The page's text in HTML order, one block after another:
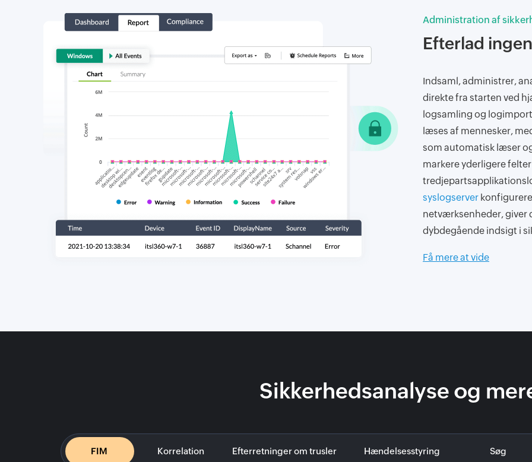
Administration af
Efterlad
Indsaml, administrer,
direkte fra starten ved
logsamling og
læses af mennesker,
som automatisk læser
markere yderligere
syslogserver
netværksenheder, giver
dybdegående indsigt i
Få mere at vide
Sikkerhedsanalyse og
FIM Korrelation Efterretninger om trusler Hændelsesstyring Søg